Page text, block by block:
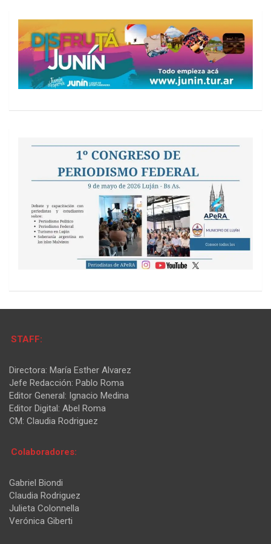
STAFF:
Directora: María Esther Alvarez
Jefe Redacción: Pablo Roma
Editor General: Ignacio Medina
Editor Digital: Abel Roma
CM: Claudia Rodriguez
Colaboradores:
Gabriel Biondi
Claudia Rodriguez
Julieta Colonnella
Verónica Giberti